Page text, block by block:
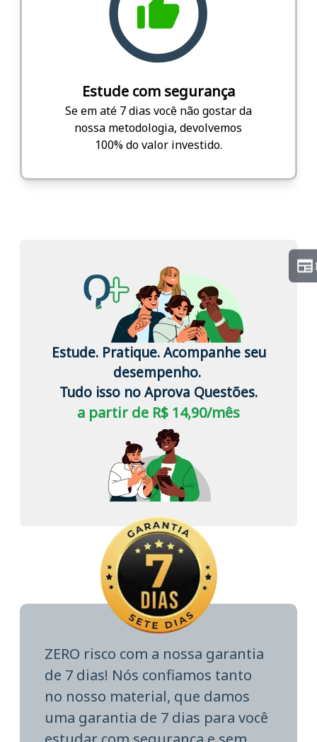
Estude com segurança
Se em até 7 dias você não gostar da
nossa metodologia, devolvemos
100% do valor investido.
Estude. Pratique. Acompanhe seu
desempenho.
Tudo isso no Aprova Questões.
a partir de R$ 14,90/mês
ZERO risco com a nossa garantia
de 7 dias! Nós confiamos tanto
no nosso material, que damos
uma garantia de 7 dias para você